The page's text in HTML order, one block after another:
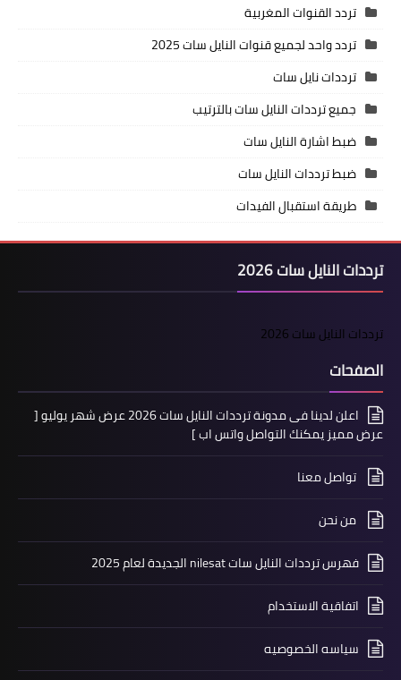
تردد القنوات المغربية
تردد واحد لجميع قنوات النايل سات 2025
ترددات نايل سات
جميع ترددات النايل سات بالترتيب
ضبط اشارة النايل سات
ضبط ترددات النايل سات
طريقة استقبال الفيدات
ترددات النايل سات 2026
ترددات النايل سات 2026
الصفحات
اعلن لدينا فى مدونة ترددات النايل سات 2026 عرض شهر يوليو [
عرض مميز يمكنك التواصل واتس اب ]
تواصل معنا
من نحن
فهرس ترددات النايل سات nilesat الجديدة لعام 2025
اتفاقية الاستخدام
سياسه الخصوصيه